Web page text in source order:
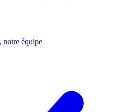
notre équipe